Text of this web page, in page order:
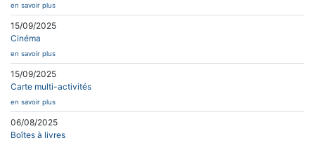
en savoir plus
15/09/2025
Cinéma
en savoir plus
15/09/2025
Carte multi-activités
en savoir plus
06/08/2025
Boîtes à livres